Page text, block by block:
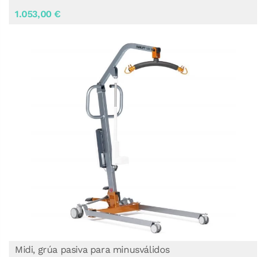
Midi, grúa pasiva para minusválidos
1.053,00 €